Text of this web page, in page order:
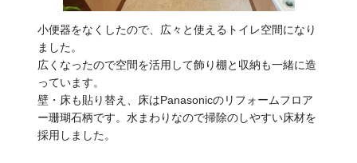
小便器をなくしたので、広々と使えるトイレ空間になり
ました。
広くなったので空間を活用して飾り棚と収納も一緒に造
っています。
壁・床も貼り替え、床はPanasonicのリフォームフロア
ー珊瑚石柄です。水まわりなので掃除のしやすい床材を
採用しました。